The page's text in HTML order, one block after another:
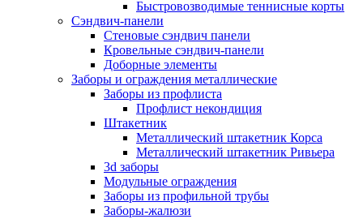
Быстровозводимые теннисные корты
Сэндвич-панели
Стеновые сэндвич панели
Кровельные сэндвич-панели
Доборные элементы
Заборы и ограждения металлические
Заборы из профлиста
Профлист некондиция
Штакетник
Металлический штакетник Корса
Металлический штакетник Ривьера
3d заборы
Модульные ограждения
Заборы из профильной трубы
Заборы-жалюзи